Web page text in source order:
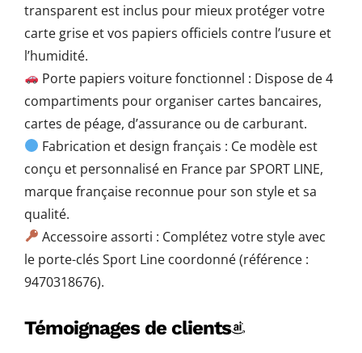
transparent est inclus pour mieux protéger votre
carte grise et vos papiers officiels contre l’usure et
l’humidité.
Porte papiers voiture fonctionnel : Dispose de 4
compartiments pour organiser cartes bancaires,
cartes de péage, d’assurance ou de carburant.
Fabrication et design français : Ce modèle est
conçu et personnalisé en France par SPORT LINE,
marque française reconnue pour son style et sa
qualité.
Accessoire assorti : Complétez votre style avec
le porte-clés Sport Line coordonné (référence :
9470318676).
Témoignages de clients